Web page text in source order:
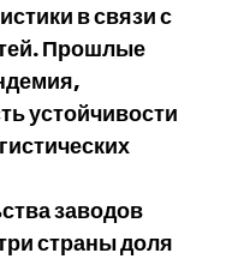
в связи с
Прошлые
устойчивости
заводов
страны доля